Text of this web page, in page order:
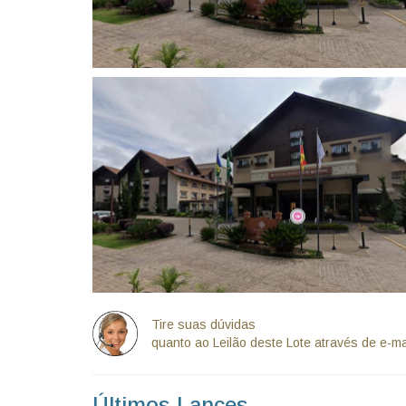
Tire suas dúvidas
quanto ao Leilão deste Lote através de e-